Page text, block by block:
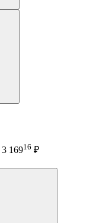
3 16916 ₽